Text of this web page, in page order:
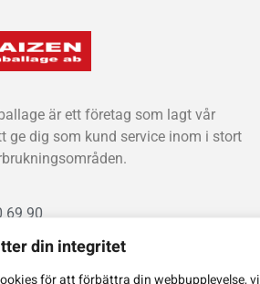
din integritet
för att förbättra din webbupplevelse,
är ett företag som lagt vår
ge dig som kund service inom i stort
69 90